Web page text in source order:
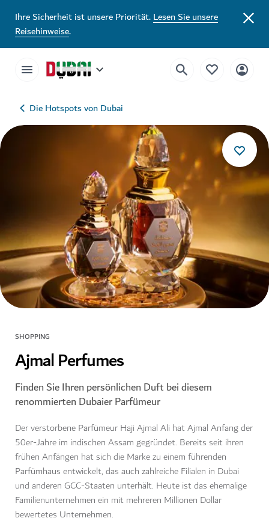
Ihre Sicherheit ist unsere Priorität.Lesen Sie unsere
Reisehinweise.
Die Hotspots von Dubai
SHOPPING
Ajmal Perfumes
Finden Sie Ihren persönlichen Duft bei diesem
renommierten Dubaier Parfümeur
Der verstorbene Parfümeur Haji Ajmal Ali hat Ajmal Anfang der
50er-Jahre im indischen Assam gegründet. Bereits seit ihren
frühen Anfängen hat sich die Marke zu einem führenden
Parfümhaus entwickelt, das auch zahlreiche Filialen in Dubai
und anderen GCC-Staaten unterhält. Heute ist das ehemalige
Familienunternehmen ein mit mehreren Millionen Dollar
bewertetes Unternehmen.